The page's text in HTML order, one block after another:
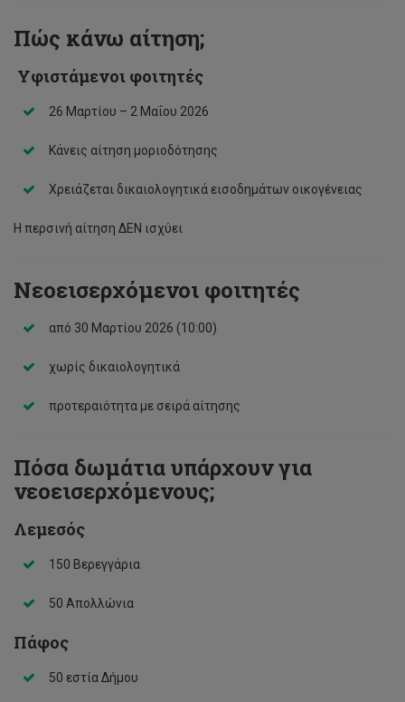
Πώς κάνω αίτηση;
‍ Υφιστάμενοι φοιτητές
26 Μαρτίου – 2 Μαΐου 2026
Κάνεις αίτηση μοριοδότησης
Χρειάζεται δικαιολογητικά εισοδημάτων οικογένειας
Η περσινή αίτηση ΔΕΝ ισχύει
Νεοεισερχόμενοι φοιτητές
από 30 Μαρτίου 2026 (10:00)
χωρίς δικαιολογητικά
προτεραιότητα με σειρά αίτησης
Πόσα δωμάτια υπάρχουν για
νεοεισερχόμενους;
Λεμεσός
150 Βερεγγάρια
50 Απολλώνια
Πάφος
50 εστία Δήμου